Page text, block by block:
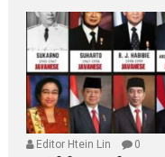
Editor Htein Lin 0